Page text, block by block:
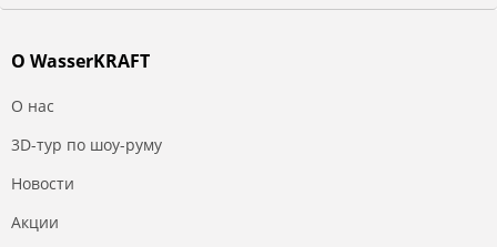
О WasserKRAFT
О нас
3D-тур по шоу-руму
Новости
Акции